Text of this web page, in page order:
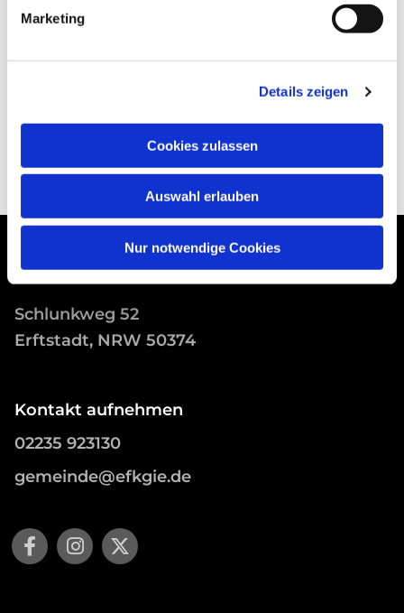
Marketing
Details zeigen
Cookies zulassen
Auswahl erlauben
Nur notwendige Cookies
Schlunkweg 52
Erftstadt, NRW 50374
Kontakt aufnehmen
02235 923130
gemeinde@efkgie.de